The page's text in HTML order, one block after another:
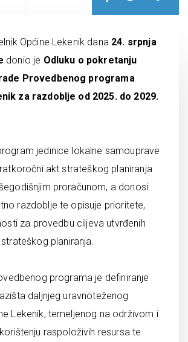
Općine Lekenik dana 24. srpnja
donio je Odluku o pokretanju
Provedbenog programa
za razdoblje od 2025. do 2029.
jedinice lokalne samouprave
akt strateškog planiranja
proračunom, a donosi
razdoblje te opisuje prioritete,
za provedbu ciljeva utvrđenih
planiranja.
programa je definiranje
daljnjeg uravnoteženog
Lekenik, temeljenog na održivom i
raspoloživih resursa te